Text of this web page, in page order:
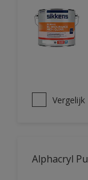
Vergelijk
Alphacryl